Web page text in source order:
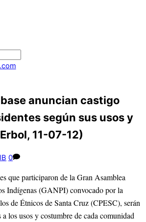
anuncian castigo
según sus usos y
11-07-12)
0
que participaron de la Gran Asamblea
Indígenas (GANPI) convocado por la
de Étnicos de Santa Cruz (CPESC), serán
a los usos y costumbre de cada comunidad